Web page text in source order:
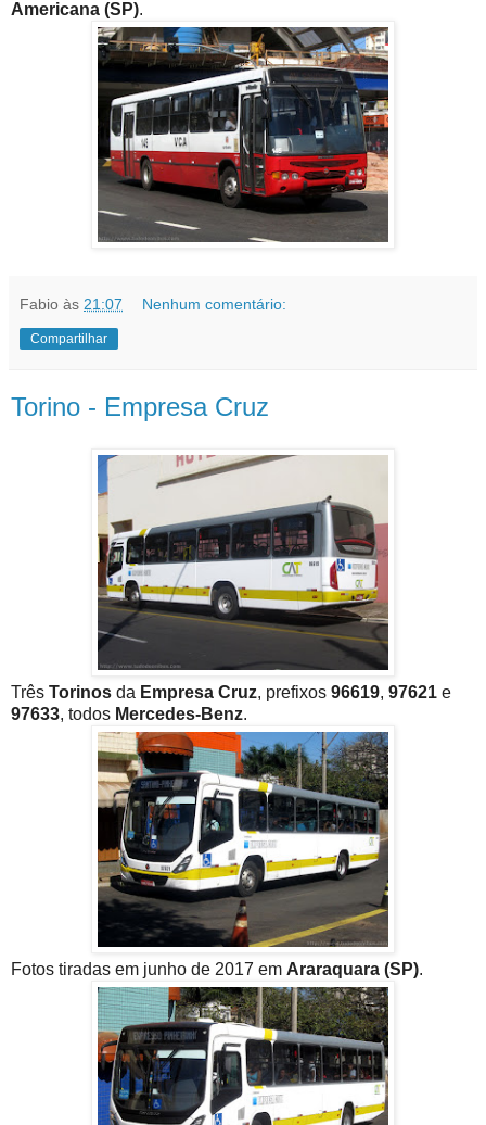
Americana (SP).
Fabio às 21:07 Nenhum comentário:
Compartilhar
Torino - Empresa Cruz
Três Torinos da Empresa Cruz, prefixos 96619, 97621 e
97633, todos Mercedes-Benz.
Fotos tiradas em junho de 2017 em Araraquara (SP).